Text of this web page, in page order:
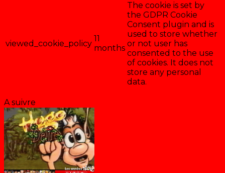
viewed_cookie_policy
11
months
The cookie is set by
the GDPR Cookie
Consent plugin and is
used to store whether
or not user has
consented to the use
of cookies. It does not
store any personal
data.
A suivre